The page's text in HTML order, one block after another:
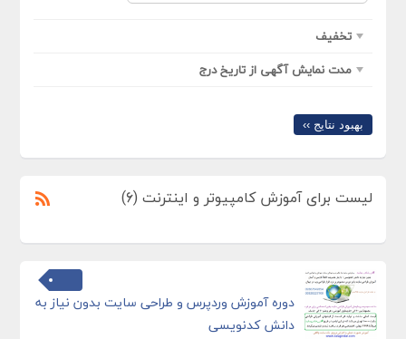
تخفیف
مدت نمایش آگهی از تاریخ درج
بهبود نتایج ››
لیست برای آموزش کامپیوتر و اینترنت (6)
دوره آموزش وردپرس و طراحی سایت بدون نیاز به
دانش کدنویسی